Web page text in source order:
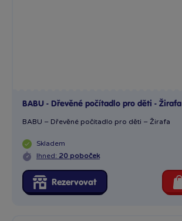
BABU - Dřevěné počítadlo pro děti - Žirafa
BABU – Dřevěné počítadlo pro děti – Žirafa
Skladem
Ihned: 20 poboček
Rezervovat